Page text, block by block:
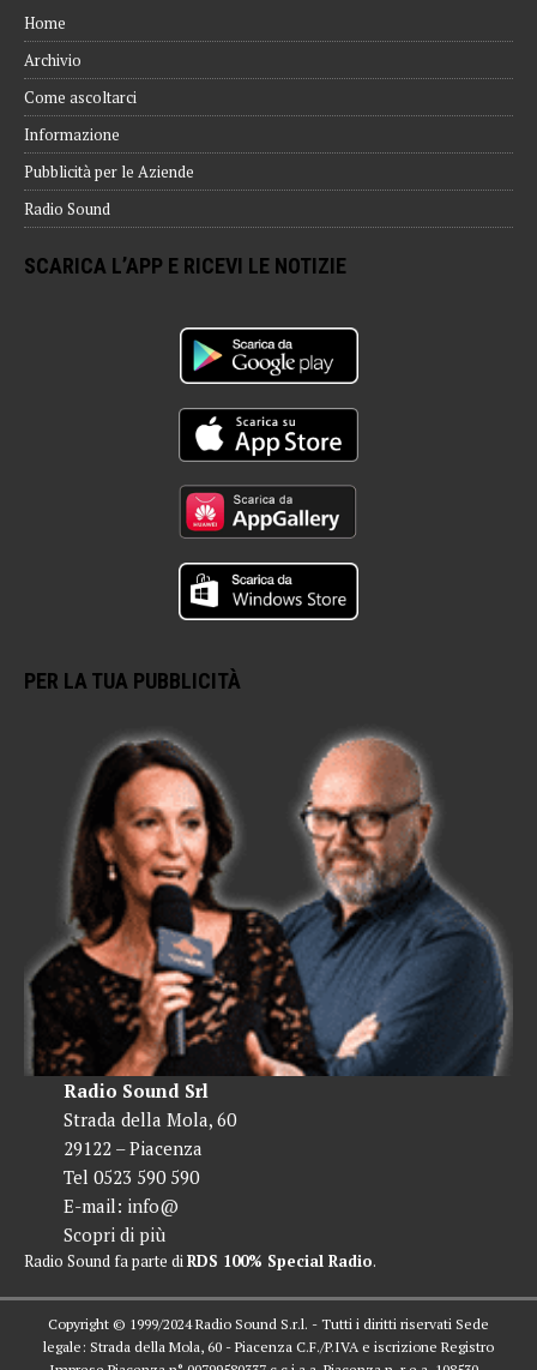
Home
Archivio
Come ascoltarci
Informazione
Pubblicità per le Aziende
Radio Sound
SCARICA L’APP E RICEVI LE NOTIZIE
PER LA TUA PUBBLICITÀ
Radio Sound Srl
Strada della Mola, 60
29122 – Piacenza
Tel 0523 590 590
E-mail: info@
Scopri di più
Radio Sound fa parte diRDS 100% Special Radio.
Copyright © 1999/2024 Radio Sound S.r.l. - Tutti i diritti riservati Sede
legale: Strada della Mola, 60 - Piacenza C.F./P.IVA e iscrizione Registro